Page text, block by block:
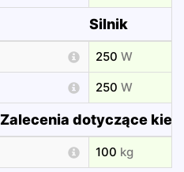
Silnik
250 W
250 W
Zalecenia dotyczące
100 kg